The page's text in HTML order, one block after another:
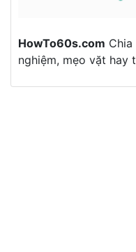
HowTo60s.com Chia
nghiệm, mẹo vặt hay